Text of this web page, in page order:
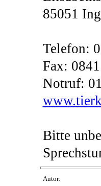
85051
Telefon:
Fax:
Notruf:
Bitte
Autor: